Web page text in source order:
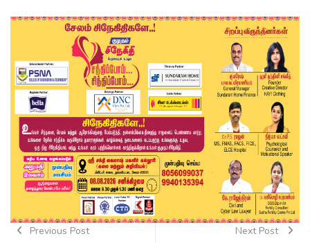
Previous Post Next Post